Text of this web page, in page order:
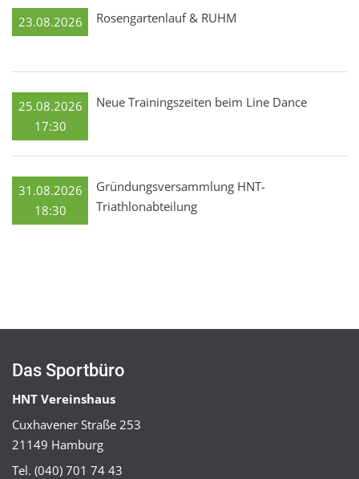
23.08.2026 Rosengartenlauf & RUHM
25.08.2026
17:30
Neue Trainingszeiten beim Line Dance
31.08.2026
18:30
Gründungsversammlung HNT-
Triathlonabteilung
Das Sportbüro
HNT Vereinshaus
Cuxhavener Straße 253
21149 Hamburg
Tel. (040) 701 74 43